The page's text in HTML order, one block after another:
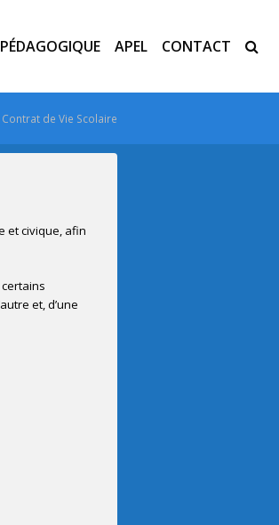
APEL CONTACT
Contrat de Vie Scolaire
et civique, afin
et, d’une